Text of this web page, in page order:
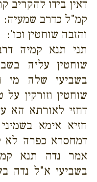
דאין בידו להקריב
קמ"ל כדרב שמעיה:
והזבה שוחטין וכו':
תני תנא קמיה
שוחטין עליה
בשביעי שלה מי
שוחטין וזורקין
דחזי לאורתא הא
חזיא אימא
דמחסרא כפרה לא
אמר נדה תנא
בשביעי א"ל נדה